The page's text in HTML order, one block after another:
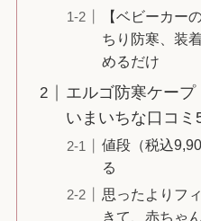
【ベビーカー
ちり防寒、装
めるだけ
エルゴ防寒ケー
いまいちな口コミ
値段（税込
る
思ったよりフ
きて、赤ちゃ